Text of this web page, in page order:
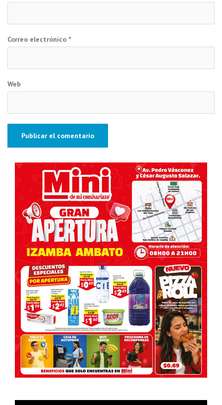
Correo electrónico *
Web